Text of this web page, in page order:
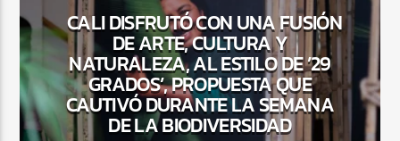
CALI DISFRUTÓ CON UNA FUSIÓN
DE ARTE, CULTURA Y
NATURALEZA, AL ESTILO DE ’29
GRADOS’, PROPUESTA QUE
CAUTIVÓ DURANTE LA SEMANA
DE LA BIODIVERSIDAD